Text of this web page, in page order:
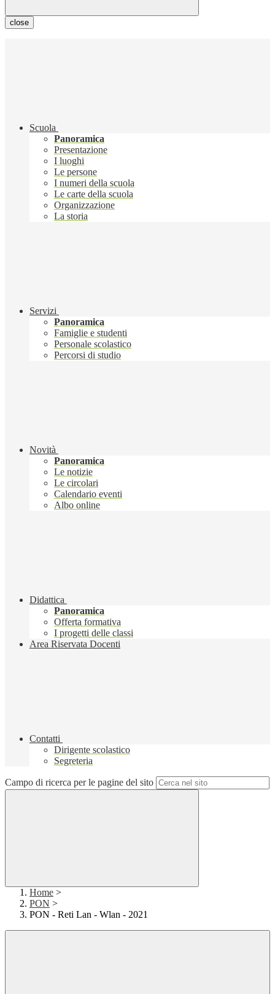
close
Scuola
Panoramica
Presentazione
I luoghi
Le persone
I numeri della scuola
Le carte della scuola
Organizzazione
La storia
Servizi
Panoramica
Famiglie e studenti
Personale scolastico
Percorsi di studio
Novità
Panoramica
Le notizie
Le circolari
Calendario eventi
Albo online
Didattica
Panoramica
Offerta formativa
I progetti delle classi
Area Riservata Docenti
Contatti
Dirigente scolastico
Segreteria
Campo di ricerca per le pagine del sito
Home >
PON >
PON - Reti Lan - Wlan - 2021